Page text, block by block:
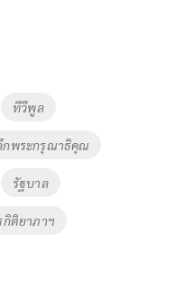
ทีวีพูล
กพระกรุณาธิคุณ
รัฐบาล
กิติยาภาฯ